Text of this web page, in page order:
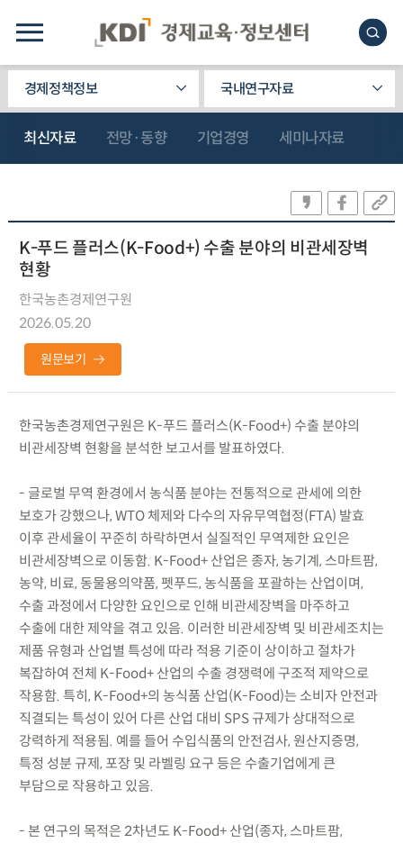
경제정책정보 국내연구자료
최신자료 전망·동향 기업경영 세미나자료
K-푸드 플러스(K-Food+) 수출 분야의 비관세장벽
현황
한국농촌경제연구원
2026.05.20
원문보기
한국농촌경제연구원은 K-푸드 플러스(K-Food+) 수출 분야의
비관세장벽 현황을 분석한 보고서를 발표하였다.
- 글로벌 무역 환경에서 농식품 분야는 전통적으로 관세에 의한
보호가 강했으나, WTO 체제와 다수의 자유무역협정(FTA) 발효
이후 관세율이 꾸준히 하락하면서 실질적인 무역제한 요인은
비관세장벽으로 이동함. K-Food+ 산업은 종자, 농기계, 스마트팜,
농약, 비료, 동물용의약품, 펫푸드, 농식품을 포괄하는 산업이며,
수출 과정에서 다양한 요인으로 인해 비관세장벽을 마주하고
수출에 대한 제약을 겪고 있음. 이러한 비관세장벽 및 비관세조치는
제품 유형과 산업별 특성에 따라 적용 기준이 상이하고 절차가
복잡하여 전체 K-Food+ 산업의 수출 경쟁력에 구조적 제약으로
작용함. 특히, K-Food+의 농식품 산업(K-Food)는 소비자 안전과
직결되는 특성이 있어 다른 산업 대비 SPS 규제가 상대적으로
강력하게 적용됨. 예를 들어 수입식품의 안전검사, 원산지증명,
특정 성분 규제, 포장 및 라벨링 요구 등은 수출기업에게 큰
부담으로 작용하고 있음.
- 본 연구의 목적은 2차년도 K-Food+ 산업(종자, 스마트팜,